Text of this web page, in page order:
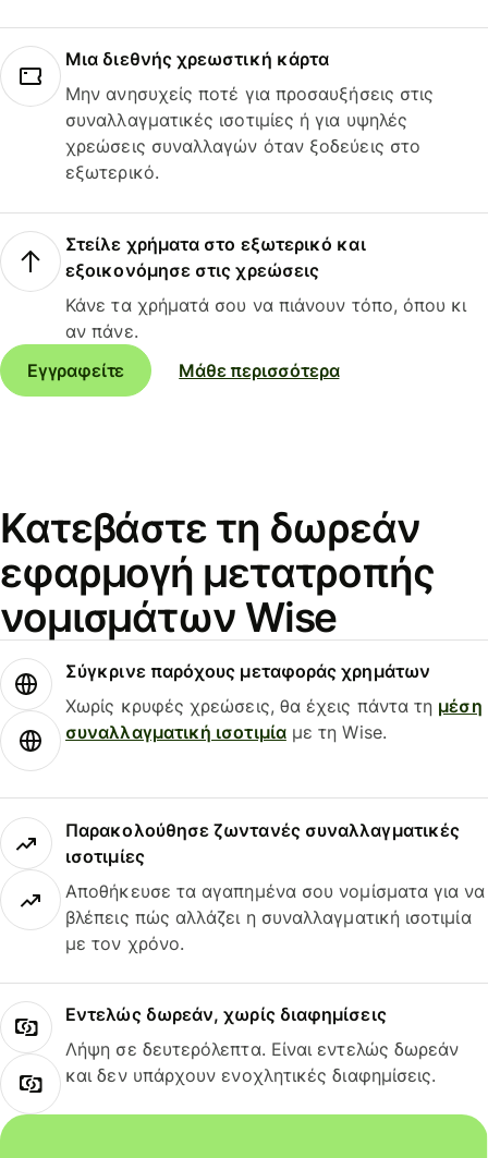
Μια διεθνής χρεωστική κάρτα
Μην ανησυχείς ποτέ για προσαυξήσεις στις
συναλλαγματικές ισοτιμίες ή για υψηλές
χρεώσεις συναλλαγών όταν ξοδεύεις στο
εξωτερικό.
Στείλε χρήματα στο εξωτερικό και
εξοικονόμησε στις χρεώσεις
Κάνε τα χρήματά σου να πιάνουν τόπο, όπου κι
αν πάνε.
Εγγραφείτε
Μάθε περισσότερα
Κατεβάστε τη δωρεάν
εφαρμογή μετατροπής
νομισμάτων Wise
Σύγκρινε παρόχους μεταφοράς χρημάτων
Χωρίς κρυφές χρεώσεις, θα έχεις πάντα τη μέση
συναλλαγματική ισοτιμίαμε τη Wise.
Παρακολούθησε ζωντανές συναλλαγματικές
ισοτιμίες
Αποθήκευσε τα αγαπημένα σου νομίσματα για να
βλέπεις πώς αλλάζει η συναλλαγματική ισοτιμία
με τον χρόνο.
Εντελώς δωρεάν, χωρίς διαφημίσεις
Λήψη σε δευτερόλεπτα. Είναι εντελώς δωρεάν
και δεν υπάρχουν ενοχλητικές διαφημίσεις.